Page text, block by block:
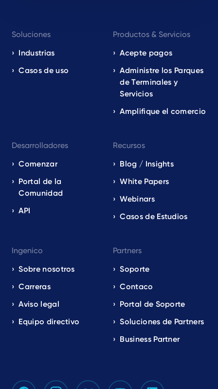
navigation
EN
Soluciones
Industrias
Casos de uso
Productos & Servicios
Acepte pagos
Administre los Parques
de Terminales y
Servicios
Amplifique el comercio
Desarrolladores
Comenzar
Portal de la
Comunidad
API
Recursos
Blog / Insights
White Papers
Webinars
Casos de Estudios
Ingenico
Sobre nosotros
Carreras
Aviso legal
Equipo directivo
Partners
Soporte
Contaco
Portal de Soporte
Soluciones de Partners
Business Partner